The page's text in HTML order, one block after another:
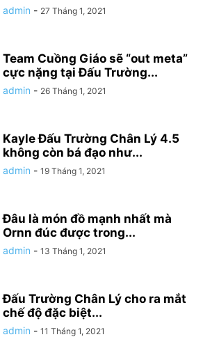
admin - 27 Tháng 1, 2021
Team Cuồng Giáo sẽ “out meta”
cực nặng tại Đấu Trường...
admin - 26 Tháng 1, 2021
Kayle Đấu Trường Chân Lý 4.5
không còn bá đạo như...
admin - 19 Tháng 1, 2021
Đâu là món đồ mạnh nhất mà
Ornn đúc được trong...
admin - 13 Tháng 1, 2021
Đấu Trường Chân Lý cho ra mắt
chế độ đặc biệt...
admin - 11 Tháng 1, 2021